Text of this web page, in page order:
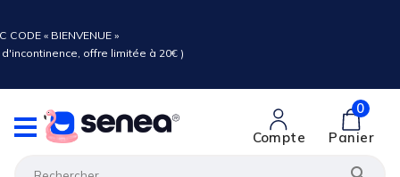
CODE « BIENVENUE »
offre limitée à 20€ )
Compte
0
Panier